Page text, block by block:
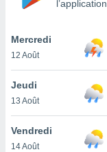
la
du
l’application
Mercredi
12 Août
Jeudi
13 Août
Vendredi
14 Août